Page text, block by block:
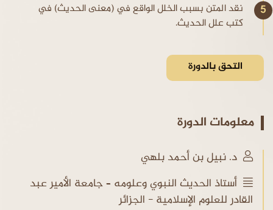
نقد المتن بسبب الخلل الواقع في (معنى الحديث) في
كتب علل الحديث.
التحق بالدورة
معلومات الدورة
د. نبيل بن أحمد بلهي
أستاذ الحديث النبوي وعلومه – جامعة الأمير عبد
القادر للعلوم الإسلامية - الجزائر